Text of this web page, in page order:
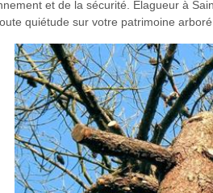
et de la sécurité. Élagueur à
quiétude sur votre patrimoine arboré